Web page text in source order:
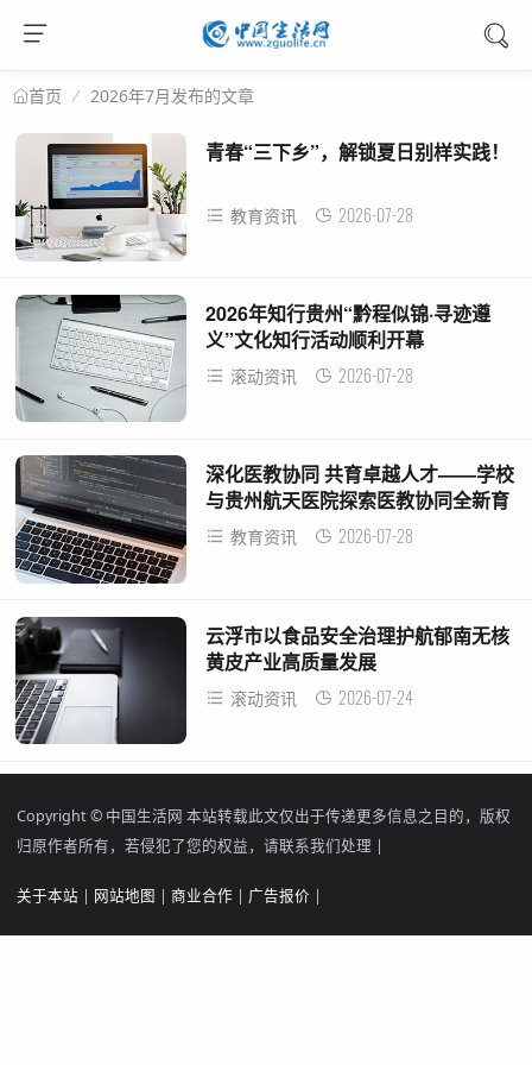
首页 2026年7月发布的文章
青春“三下乡”，解锁夏日别样实践！
教育资讯 2026-07-28
2026年知行贵州“黔程似锦·寻迹遵
义”文化知行活动顺利开幕
滚动资讯 2026-07-28
深化医教协同 共育卓越人才——学校
与贵州航天医院探索医教协同全新育
人路径
教育资讯 2026-07-28
云浮市以食品安全治理护航郁南无核
黄皮产业高质量发展
滚动资讯 2026-07-24
Copyright © 中国生活网 本站转载此文仅出于传递更多信息之目的，版权
归原作者所有，若侵犯了您的权益，请联系我们处理 |
关于本站 | 网站地图 | 商业合作 | 广告报价 |